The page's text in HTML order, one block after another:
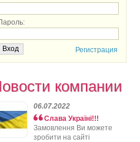
Регистрация
компании
06.07.2022
Слава Україні!!!
Замовлення Ви можете
зробити на сайті